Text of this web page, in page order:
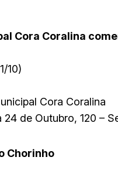
Cora Coralina
10)
Cora Coralina
24 de Outubro, 120 –
Chorinho